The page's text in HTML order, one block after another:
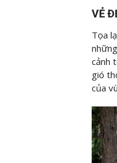
VẺ
Tọa
cảnh
gió
của